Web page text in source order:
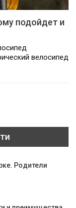
подойдет и
велосипед
Родители